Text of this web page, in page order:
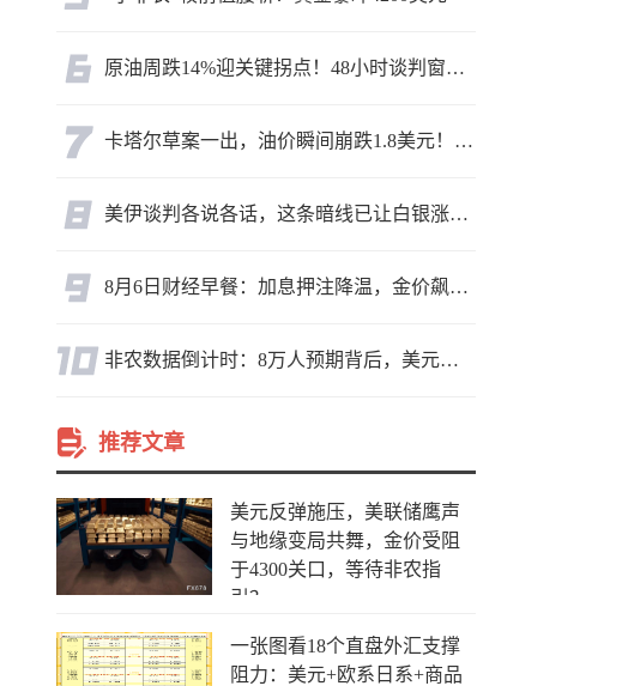
原油周跌14%迎关键拐点！48小时谈判窗口，暗藏行情变数
卡塔尔草案一出，油价瞬间崩跌1.8美元！海峡真要通了？
美伊谈判各说各话，这条暗线已让白银涨疯了
8月6日财经早餐：加息押注降温，金价飙升至近两个月高位，地缘缓和预期，美油75关口拉锯
非农数据倒计时：8万人预期背后，美元方向面临重新选择
推荐文章
美元反弹施压，美联储鹰声
与地缘变局共舞，金价受阻
于4300关口，等待非农指
引？
一张图看18个直盘外汇支撑
阻力：美元+欧系日系+商品